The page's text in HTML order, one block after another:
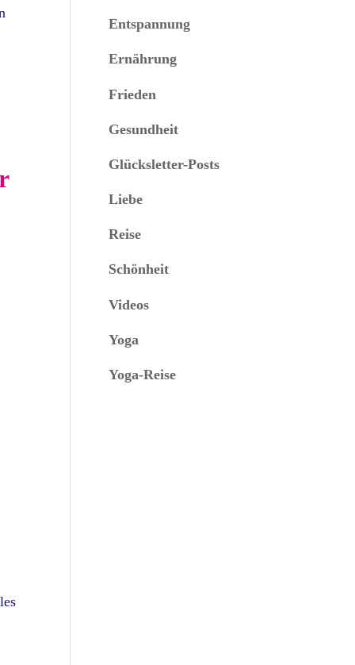
Entspannung
Ernährung
Frieden
Gesundheit
Glücksletter-Posts
Liebe
Reise
Schönheit
Videos
Yoga
Yoga-Reise